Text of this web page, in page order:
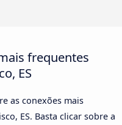
frequentes
ES
as conexões mais
ES. Basta clicar sobre a